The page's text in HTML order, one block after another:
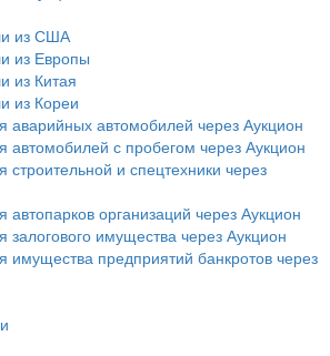
из США
из Европы
из Китая
из Кореи
аварийных автомобилей через Аукцион
автомобилей с пробегом через Аукцион
строительной и спецтехники через
автопарков организаций через Аукцион
залогового имущества через Аукцион
имущества предприятий банкротов через